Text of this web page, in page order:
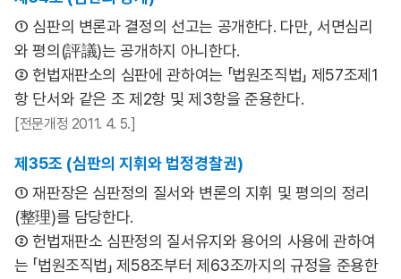
① 심판의 변론과 결정의 선고는 공개한다. 다만, 서면심리
와 평의(評議)는 공개하지 아니한다.
② 헌법재판소의 심판에 관하여는 「법원조직법」 제57조제1
항 단서와 같은 조 제2항 및 제3항을 준용한다.
[전문개정 2011. 4. 5.]
제35조 (심판의 지휘와 법정경찰권)
① 재판장은 심판정의 질서와 변론의 지휘 및 평의의 정리
(整理)를 담당한다.
② 헌법재판소 심판정의 질서유지와 용어의 사용에 관하여
는 「법원조직법」 제58조부터 제63조까지의 규정을 준용한